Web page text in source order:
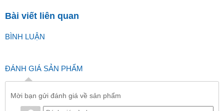
Bài viết liên quan
BÌNH LUẬN
ĐÁNH GIÁ SẢN PHẨM
Mời bạn gửi đánh giá về sản phẩm